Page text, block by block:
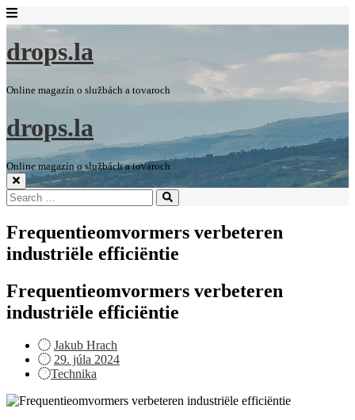
drops.la
Online magazín o službách a tovaroch
drops.la
Online magazín o službách a tovaroch
Search
for:
Search
Frequentieomvormers verbeteren
industriële efficiëntie
Frequentieomvormers verbeteren
industriële efficiëntie
Jakub Hrach
Posted
on
29. júla 2024
Technika